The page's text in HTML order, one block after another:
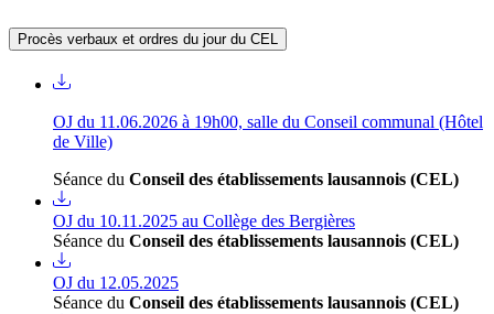
Procès verbaux et ordres du jour du CEL
OJ du 11.06.2026 à 19h00, salle du Conseil communal (Hôtel
de Ville)
Séance du Conseil des établissements lausannois (CEL)
OJ du 10.11.2025 au Collège des Bergières
Séance du Conseil des établissements lausannois (CEL)
OJ du 12.05.2025
Séance du Conseil des établissements lausannois (CEL)